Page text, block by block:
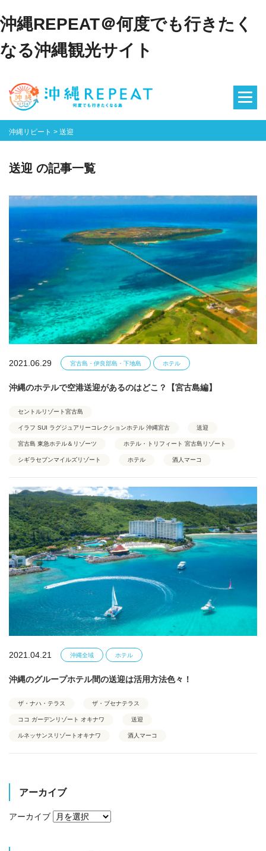
沖縄REPEAT＠何度でも行きたく
なる沖縄観光サイト
沖縄リピート > 送迎
送迎 の記事一覧
2021.06.29 宮古島・伊良部島・下地島 ホテル
沖縄のホテルで空港送迎があるのはどこ？【宮古島編】
セントルリゾート宮古島
イラフ SUI ラグジュアリーコレクションホテル 沖縄宮古 送迎
宮古島 東急ホテル＆リゾーツ ホテル・トリフィート 宮古島リゾート
シギラセブンマイルズリゾート ホテル 酒人マーコ
2021.04.21 沖縄全域 ホテル
沖縄のグループホテル間の送迎は活用方法色々！
ザ・ナハ・テラス ザ・ブセナテラス
ココ ガーデンリゾート オキナワ 送迎
ルネッサンスリゾートオキナワ 酒人マーコ
アーカイブ
アーカイブ